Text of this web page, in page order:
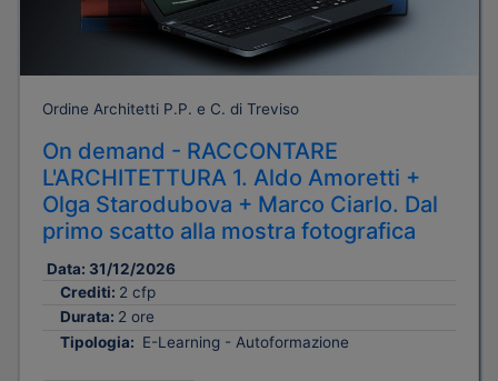
Ordine Architetti P.P. e C. di Treviso
On demand - RACCONTARE
L'ARCHITETTURA 1. Aldo Amoretti +
Olga Starodubova + Marco Ciarlo. Dal
primo scatto alla mostra fotografica
Data: 31/12/2026
Crediti: 2 cfp
Durata: 2 ore
Tipologia: E-Learning - Autoformazione